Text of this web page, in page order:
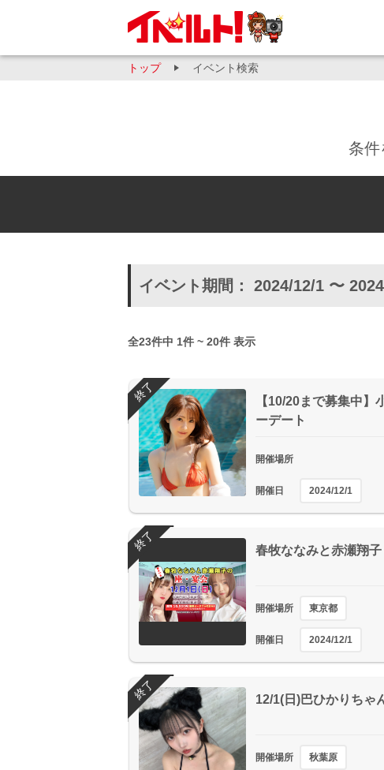
トップ イベント検索
条件
イベント期間： 2024/12/1 〜
全23件中 1件 ~ 20件 表示
【10/20まで募集中
ーデート
開催場所
開催日 2024/12/1
終了
春牧ななみと赤瀬翔
開催場所 東京都
開催日 2024/12/1
終了
12/1(日)巴ひかりちゃ
開催場所 秋葉原
終了